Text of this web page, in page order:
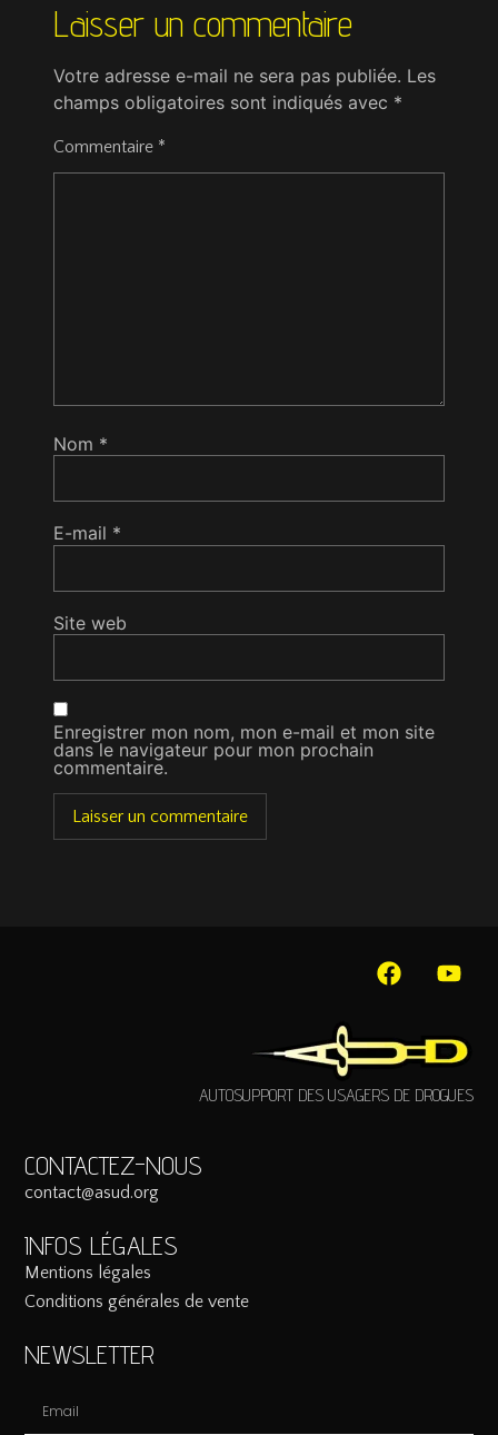
Laisser un commentaire
Votre adresse e-mail ne sera pas publiée. Les
champs obligatoires sont indiqués avec *
Commentaire *
Nom *
E-mail *
Site web
Enregistrer mon nom, mon e-mail et mon site
dans le navigateur pour mon prochain
commentaire.
AUTOSUPPORT DES USAGERS DE DROGUES
CONTACTEZ-NOUS
contact@asud.org
INFOS LÉGALES
Mentions légales
Conditions générales de vente
NEWSLETTER